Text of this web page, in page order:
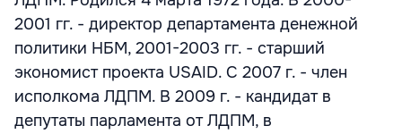
2001 гг. - директор департамента денежной
политики НБМ, 2001-2003 гг. - старший
экономист проекта USAID. С 2007 г. - член
исполкома ЛДПМ. В 2009 г. - кандидат в
депутаты парламента от ЛДПМ, в